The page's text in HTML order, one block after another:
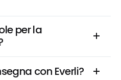
per la
con Everli?